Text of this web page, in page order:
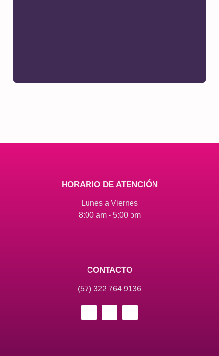
HORARIO DE ATENCIÓN
Lunes a Viernes
8:00 am - 5:00 pm
CONTACTO
(57) 322 764 9136